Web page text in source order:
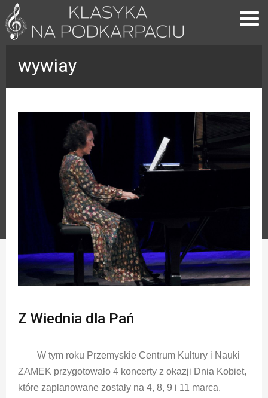
wywiay
Z Wiednia dla Pań
W tym roku Przemyskie Centrum Kultury i Nauki
ZAMEK przygotowało 4 koncerty z okazji Dnia Kobiet,
które zaplanowane zostały na 4, 8, 9 i 11 marca.